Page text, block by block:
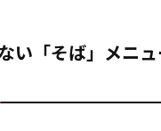
い「そば」メニ